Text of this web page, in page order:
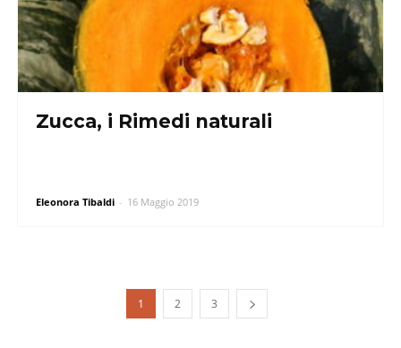
Zucca, i Rimedi naturali
Eleonora Tibaldi - 16 Maggio 2019
1 2 3